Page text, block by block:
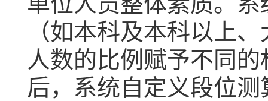
（如本科及本科以上
人数的比例赋予不同
后，系统自定义段位测